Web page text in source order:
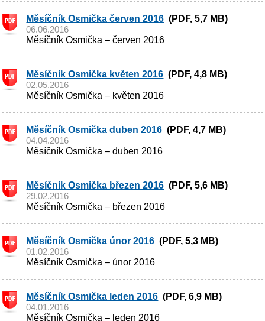
Měsíčník Osmička červen 2016 (PDF, 5,7 MB)
06.06.2016
Měsíčník Osmička – červen 2016
Měsíčník Osmička květen 2016 (PDF, 4,8 MB)
02.05.2016
Měsíčník Osmička – květen 2016
Měsíčník Osmička duben 2016 (PDF, 4,7 MB)
04.04.2016
Měsíčník Osmička – duben 2016
Měsíčník Osmička březen 2016 (PDF, 5,6 MB)
29.02.2016
Měsíčník Osmička – březen 2016
Měsíčník Osmička únor 2016 (PDF, 5,3 MB)
01.02.2016
Měsíčník Osmička – únor 2016
Měsíčník Osmička leden 2016 (PDF, 6,9 MB)
04.01.2016
Měsíčník Osmička – leden 2016